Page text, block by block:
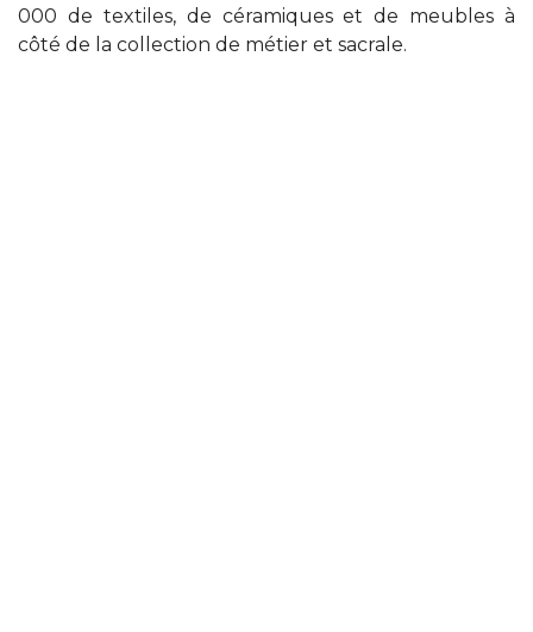
000 de textiles, de céramiques et de meubles à
côté de la collection de métier et sacrale.